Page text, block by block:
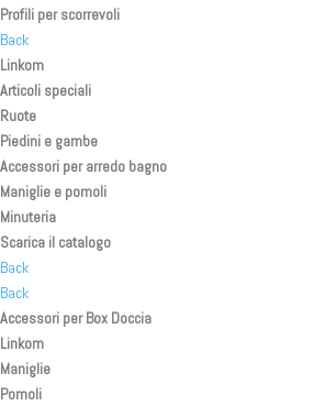
Profili per scorrevoli
Back
Linkom
Articoli speciali
Ruote
Piedini e gambe
Accessori per arredo bagno
Maniglie e pomoli
Minuteria
Scarica il catalogo
Back
Back
Accessori per Box Doccia
Linkom
Maniglie
Pomoli